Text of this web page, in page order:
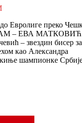
до Евролиге преко
– ЕВА МАТКОВИЋ
– звездин бисер за
као Александра
шампионке